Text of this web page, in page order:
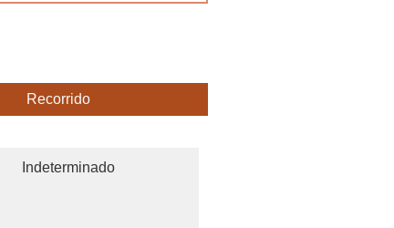
Recorrido
Indeterminado